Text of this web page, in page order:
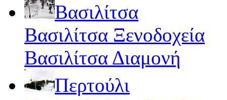
Βασιλίτσα
Βασιλίτσα Ξενοδοχεία
Βασιλίτσα Διαμονή
Περτούλι